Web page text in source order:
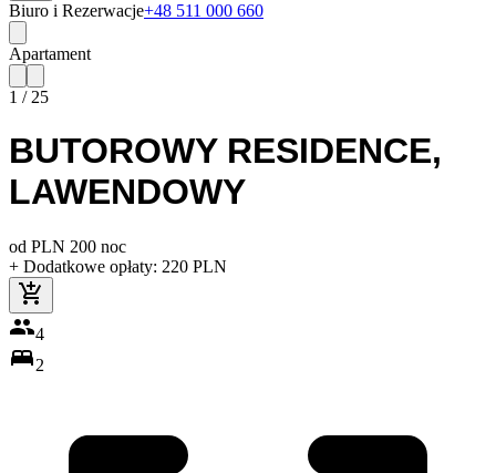
Biuro i Rezerwacje+48 511 000 660
Apartament
1 / 25
BUTOROWY RESIDENCE,
LAWENDOWY
od PLN 200 noc
+ Dodatkowe opłaty: 220 PLN
4
2